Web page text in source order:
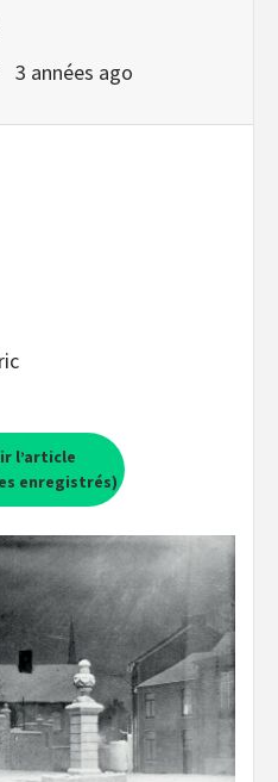
3 années ago
l’article
enregistrés)